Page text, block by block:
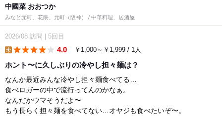
中國菜 おおつか
みなと元町、花隈、元町（阪神） / 中華料理、居酒屋
2026/08 訪問 5回目
4.0 ￥1,000～￥1,999 / 1人
ホント〜に久しぶりの冷やし担々麺は？
なんか最近みんな冷やし担々麺食べてる…
食べロガーの中で流行ってんのかなぁ。
なんだかウマそうだよ〜
もう長らく担々麺を食べてない…オヤジも食べたいぞ〜。